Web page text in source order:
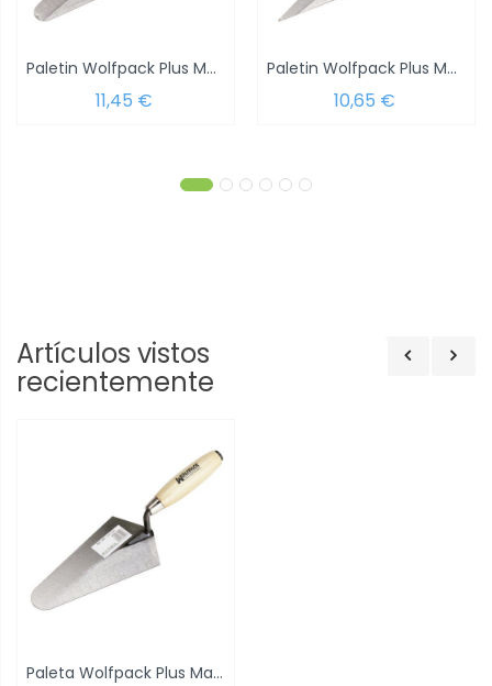
Paletin Wolfpack Plus Mango Madera 342/130...
11,45 €
Paletin Wolfpack Plus Mango Madera...
10,65 €
Artículos vistos
recientemente
Paleta Wolfpack Plus Mango Madera 348...